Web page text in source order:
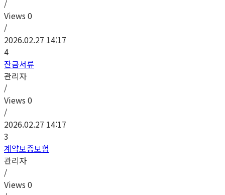
/
Views 0
/
2026.02.27 14:17
4
잔금서류
관리자
/
Views 0
/
2026.02.27 14:17
3
계약보증보험
관리자
/
Views 0